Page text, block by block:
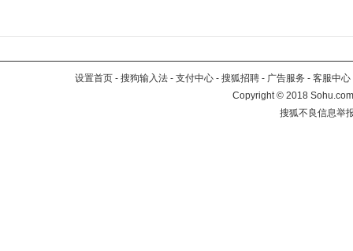
设置首页 - 搜狗输入法 - 支付中心 - 搜狐招聘 - 广告服务 - 客服中心
Copyright©2018
搜狐不良信息举